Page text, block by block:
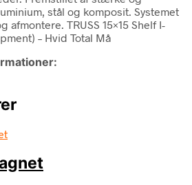
stål og komposit. Systemet
afmontere. TRUSS 15×15 Shelf I-
– Hvid Total Må